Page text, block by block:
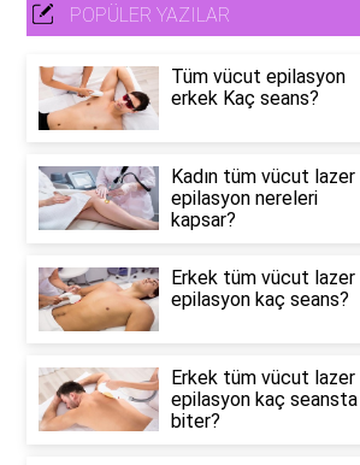
POPÜLER YAZILAR
Tüm vücut epilasyon
erkek Kaç seans?
Kadın tüm vücut lazer
epilasyon nereleri
kapsar?
Erkek tüm vücut lazer
epilasyon kaç seans?
Erkek tüm vücut lazer
epilasyon kaç seansta
biter?